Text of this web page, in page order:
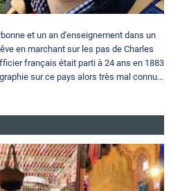
et un an d'enseignement dans un
en marchant sur les pas de Charles
français était parti à 24 ans en 1883
sur ce pays alors très mal connu...